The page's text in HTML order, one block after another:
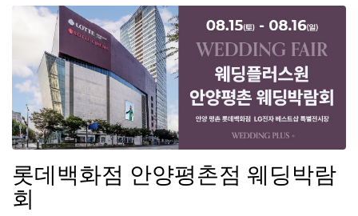
롯데백화점 안양평촌점 웨딩박람
회